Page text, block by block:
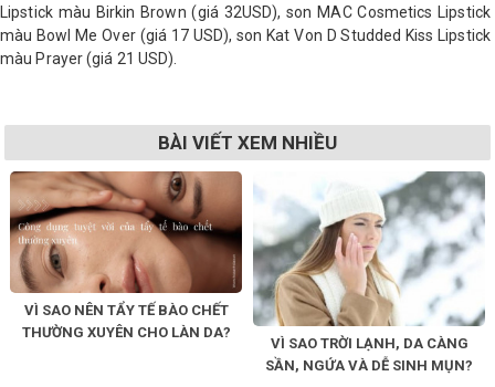
Lipstick màu Birkin Brown (giá 32USD), son MAC Cosmetics Lipstick
màu Bowl Me Over (giá 17 USD), son Kat Von D Studded Kiss Lipstick
màu Prayer (giá 21 USD).
BÀI VIẾT XEM NHIỀU
VÌ SAO NÊN TẨY TẾ BÀO CHẾT
THƯỜNG XUYÊN CHO LÀN DA?
VÌ SAO TRỜI LẠNH, DA CÀNG
SẦN, NGỨA VÀ DỄ SINH MỤN?